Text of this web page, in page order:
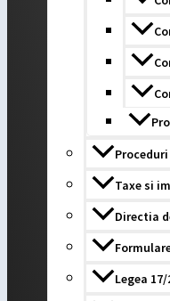
Taxe si
Directia
Legea 17/